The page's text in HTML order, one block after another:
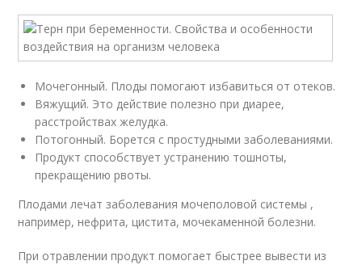
Мочегонный. Плоды помогают избавиться от отеков.
Вяжущий. Это действие полезно при диарее,
расстройствах желудка.
Потогонный. Борется с простудными заболеваниями.
Продукт способствует устранению тошноты,
прекращению рвоты.
Плодами лечат заболевания мочеполовой системы ,
например, нефрита, цистита, мочекаменной болезни.
При отравлении продукт помогает быстрее вывести из